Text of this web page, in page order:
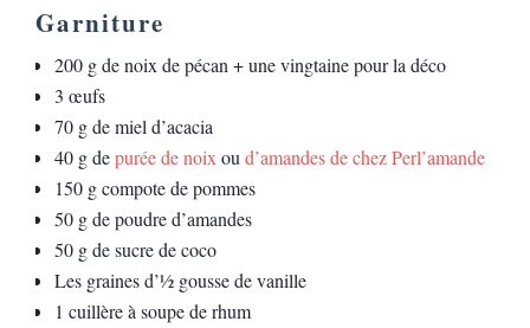
Garniture
200 g de noix de pécan + une vingtaine pour la déco
3 œufs
70 g de miel d’acacia
40 g depurée de noixoud’amandes de chez Perl’amande
150 g compote de pommes
50 g de poudre d’amandes
50 g de sucre de coco
Les graines d’½ gousse de vanille
1 cuillère à soupe de rhum